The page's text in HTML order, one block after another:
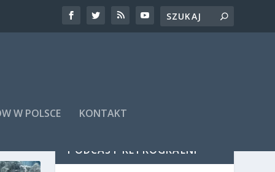
W POLSCE KONTAKT
PODCAST RETROGRALNI